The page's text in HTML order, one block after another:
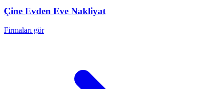
Çine Evden Eve Nakliyat
Firmaları gör